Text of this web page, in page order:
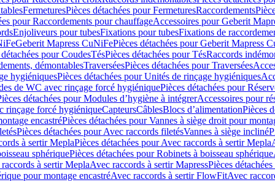
FermeturesPièces détachées pour FermeturesRaccordements
pour Raccordements pour chauffageAccessoires pour Geberit
Enjoliveurs pour tubesFixations pour tubesFixations de
Geberit Mapress CuNiFePièces détachées pour Geberit Mapress
pour CoudesTésPièces détachées pour TésRaccords
démontablesTraverséesPièces détachées pour Traversées
hygiéniquesPièces détachées pour Unités de rinçage hygiéniques
de WC avec rinçage forcé hygiéniquePièces détachées pour
détachées pour Modules d’hygiène à intégrerAccessoires pour
rinçage forcé hygiéniqueCapteursCâblesBlocs d’alimentationPièces
encastréPièces détachées pour Vannes à siège droit pour
Pièces détachées pour Avec raccords filetésVannes à siège incliné
à sertir MeplaPièces détachées pour Avec raccords à sertir Mepla
sphériquePièces détachées pour Robinets à boisseau sphérique
à sertir MeplaAvec raccords à sertir MapressPièces
pour montage encastréAvec raccords à sertir FlowFitAvec